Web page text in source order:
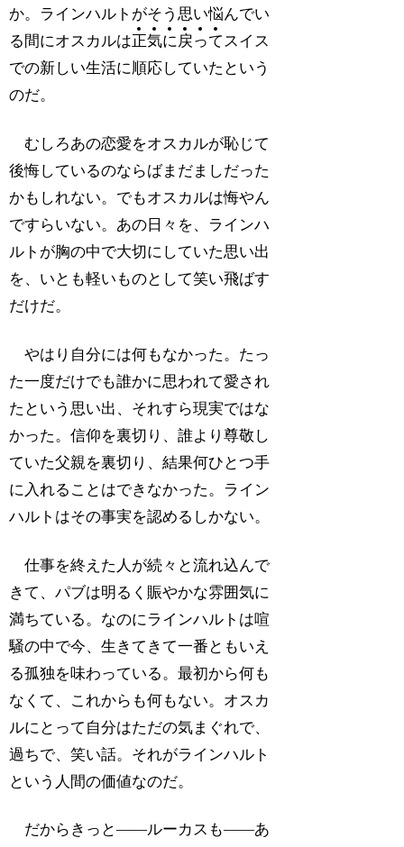
か。ラインハルトがそう思い悩んでい
る間にオスカルは正気に戻ってスイス
での新しい生活に順応していたという
のだ。
むしろあの恋愛をオスカルが恥じて
後悔しているのならばまだましだった
かもしれない。でもオスカルは悔やん
ですらいない。あの日々を、ラインハ
ルトが胸の中で大切にしていた思い出
を、いとも軽いものとして笑い飛ばす
だけだ。
やはり自分には何もなかった。たっ
た一度だけでも誰かに思われて愛され
たという思い出、それすら現実ではな
かった。信仰を裏切り、誰より尊敬し
ていた父親を裏切り、結果何ひとつ手
に入れることはできなかった。ライン
ハルトはその事実を認めるしかない。
仕事を終えた人が続々と流れ込んで
きて、パブは明るく賑やかな雰囲気に
満ちている。なのにラインハルトは喧
騒の中で今、生きてきて一番ともいえ
る孤独を味わっている。最初から何も
なくて、これからも何もない。オスカ
ルにとって自分はただの気まぐれで、
過ちで、笑い話。それがラインハルト
という人間の価値なのだ。
だからきっと――ルーカスも――あ